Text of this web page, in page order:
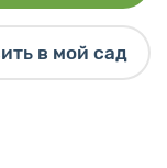
в мой сад